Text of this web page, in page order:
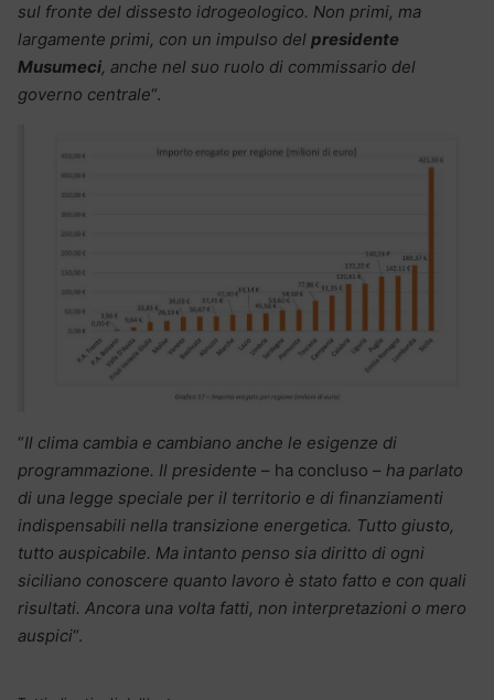
sul fronte del dissesto idrogeologico. Non primi, ma
largamente primi, con un impulso del presidente
Musumeci, anche nel suo ruolo di commissario del
governo centrale“.
“Il clima cambia e cambiano anche le esigenze di
programmazione. Il presidente – ha concluso – ha parlato
di una legge speciale per il territorio e di finanziamenti
indispensabili nella transizione energetica. Tutto giusto,
tutto auspicabile. Ma intanto penso sia diritto di ogni
siciliano conoscere quanto lavoro è stato fatto e con quali
risultati. Ancora una volta fatti, non interpretazioni o mero
auspici“.